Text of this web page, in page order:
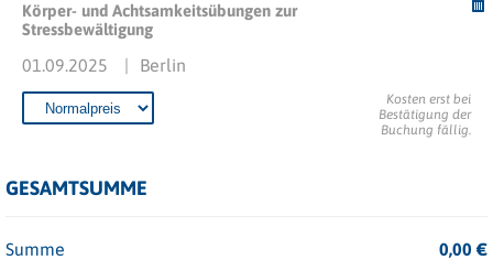
Körper- und Achtsamkeitsübungen zur
Stressbewältigung
Berlin
01.09.2025
Kosten erst bei
Bestätigung der
Buchung fällig.
GESAMTSUMME
Summe 0,00€